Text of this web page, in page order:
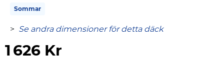
Sommar
> Se andra dimensioner för detta däck
1626 Kr